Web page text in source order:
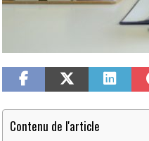
Contenu de l'article